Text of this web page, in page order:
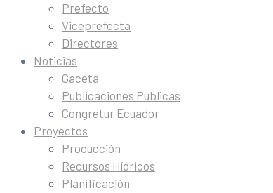
Prefecto
Viceprefecta
Directores
Noticias
Gaceta
Publicaciones Públicas
Congretur Ecuador
Proyectos
Producción
Recursos Hídricos
Planificación